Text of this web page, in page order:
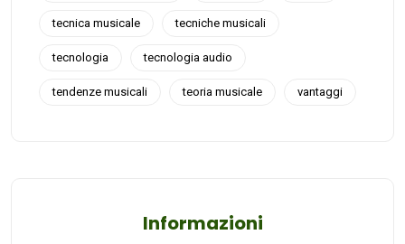
tecnica musicale tecniche musicali
tecnologia tecnologia audio
tendenze musicali teoria musicale vantaggi
Informazioni